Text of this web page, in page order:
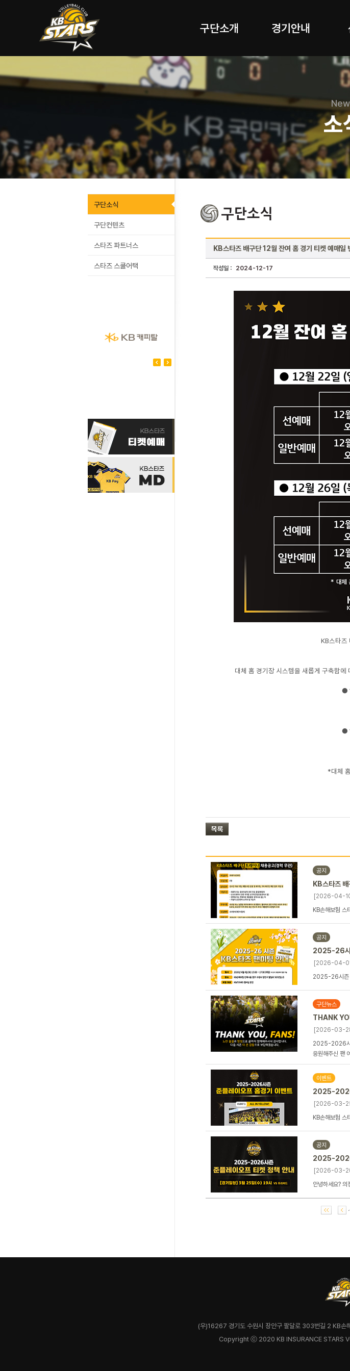
구단소개 경기안내
구단소식
구단컨텐츠
스타즈 파트너스
스타즈 스쿨어택
KB스타즈 배구단 12월 잔여 홈 경기 티켓 예매일
작성일 : 2024-12-17
KB스타즈
대체 홈 경기장 시스템을 새롭게 구축함
●
●
*대체
공지
KB스타즈
[2026-04-
KB손해보험 스
공지
2025-26시
[2026-04-
2025-26시즌
구단뉴스
THANK
[2026-03-
2025-2026시
응원해주신 팬
이벤트
2025-2026
[2026-03-
KB손해보험 스
공지
2025-2026
[2026-03-
안녕하세요?
(우)16267 경기도 수원시 장안구 팔달로 303번길 2 KB
Copyright ⓒ 2020 KB INSURANCE STARS